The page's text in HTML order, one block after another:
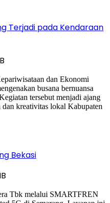
Terjadi pada Kendaraan
Bekasi